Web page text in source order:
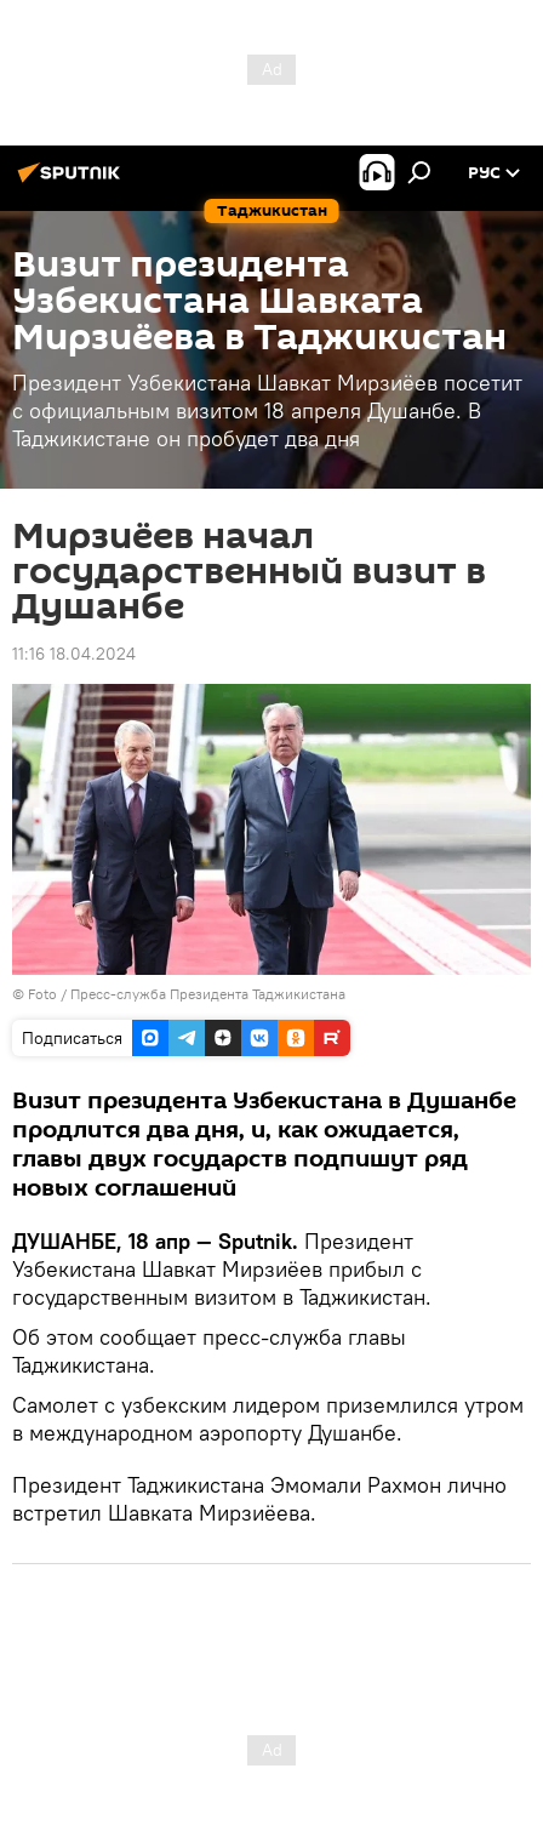
Таджикистан
РУС
Визит президента
Узбекистана Шавката
Мирзиёева в Таджикистан
Президент Узбекистана Шавкат Мирзиёев посетит
с официальным визитом 18 апреля Душанбе. В
Таджикистане он пробудет два дня
Мирзиёев начал
государственный визит в
Душанбе
11:16 18.04.2024
© Foto / Пресс-служба Президента Таджикистана
Подписаться
Визит президента Узбекистана в Душанбе
продлится два дня, и, как ожидается,
главы двух государств подпишут ряд
новых соглашений
ДУШАНБЕ, 18 апр — Sputnik. Президент
Узбекистана Шавкат Мирзиёев прибыл с
государственным визитом в Таджикистан.
Об этом сообщает пресс-служба главы
Таджикистана.
Самолет с узбекским лидером приземлился утром
в международном аэропорту Душанбе.
Президент Таджикистана Эмомали Рахмон лично
встретил Шавката Мирзиёева.